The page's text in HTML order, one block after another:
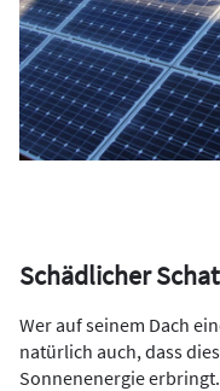
Schädlicher
Wer auf seinem Dach
natürlich auch, dass
Sonnenenergie